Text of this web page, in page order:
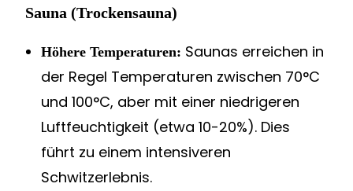
Sauna (Trockensauna)
Höhere Temperaturen: Saunas erreichen in
der Regel Temperaturen zwischen 70°C
und 100°C, aber mit einer niedrigeren
Luftfeuchtigkeit (etwa 10-20%). Dies
führt zu einem intensiveren
Schwitzerlebnis.